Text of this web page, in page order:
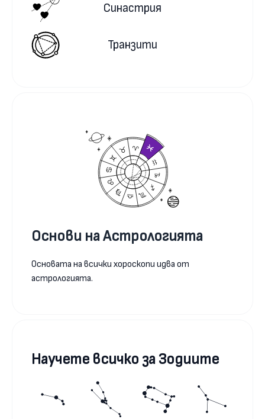
Синастрия
Транзити
Основи на Астрологията
Основата на всички хороскопи идва от
астрологията.
Научете всичко за Зодиите